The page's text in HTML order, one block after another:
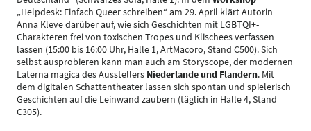
„Helpdesk: Einfach Queer schreiben“ am 29. April klärt Autorin
Anna Kleve darüber auf, wie sich Geschichten mit LGBTQI+-
Charakteren frei von toxischen Tropes und Klischees verfassen
lassen (15:00 bis 16:00 Uhr, Halle 1, ArtMacoro, Stand C500). Sich
selbst ausprobieren kann man auch am Storyscope, der modernen
Laterna magica des Ausstellers Niederlande und Flandern. Mit
dem digitalen Schattentheater lassen sich spontan und spielerisch
Geschichten auf die Leinwand zaubern (täglich in Halle 4, Stand
C305).